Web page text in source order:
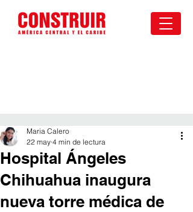
Hospital Ángeles
Chihuahua inaugura
nueva torre médica de
Maria Calero
22 may 4 min de lectura